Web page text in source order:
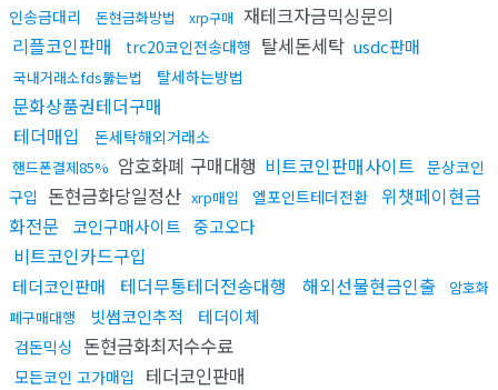
인송금대리
돈현금화방법 xrp구매 재테크자금믹싱문의
리플코인판매
trc20코인전송대행 탈세돈세탁 usdc판매
국내거래소fds뚫는법 탈세하는방법
문화상품권테더구매
테더매입
돈세탁해외거래소
핸드폰결제85% 암호화폐 구매대행 비트코인판매사이트 문상코인
구입 돈현금화당일정산 xrp매입 엘포인트테더전환
위챗페이현금
화전문
코인구매사이트 중고오다
비트코인카드구입
테더코인판매 테더무통테더전송대행 해외선물현금인출
암호화
폐구매대행
빗썸코인추적 테더이체
검돈믹싱 돈현금화최저수수료
모든코인 고가매입 테더코인판매